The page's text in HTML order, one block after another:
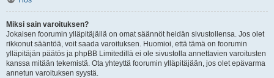
Miksi sain varoituksen?
Jokaisen foorumin ylläpitäjällä on omat säännöt heidän sivustollensa. Jos olet
rikkonut sääntöä, voit saada varoituksen. Huomioi, että tämä on foorumin
ylläpitäjän päätös ja phpBB Limitedillä ei ole sivustolla annettavien varoitusten
kanssa mitään tekemistä. Ota yhteyttä foorumin ylläpitäjään, jos olet epävarma
annetun varoituksen syystä.